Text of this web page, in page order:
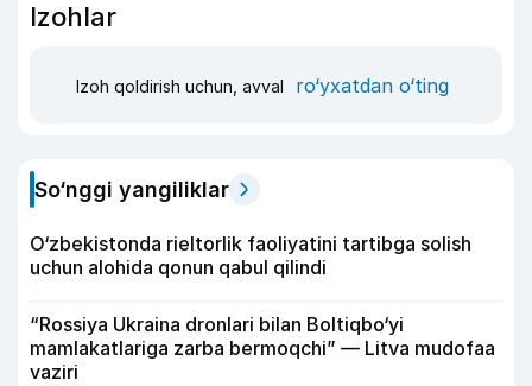
Izohlar
Izoh qoldirish uchun, avval ro‘yxatdan o‘ting
So‘nggi yangiliklar
O‘zbekistonda rieltorlik faoliyatini tartibga solish
uchun alohida qonun qabul qilindi
“Rossiya Ukraina dronlari bilan Boltiqbo‘yi
mamlakatlariga zarba bermoqchi” — Litva mudofaa
vaziri